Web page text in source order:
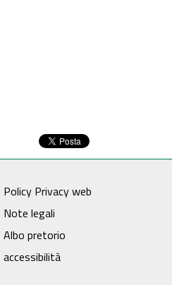
Policy Privacy web
Note legali
Albo pretorio
accessibilità